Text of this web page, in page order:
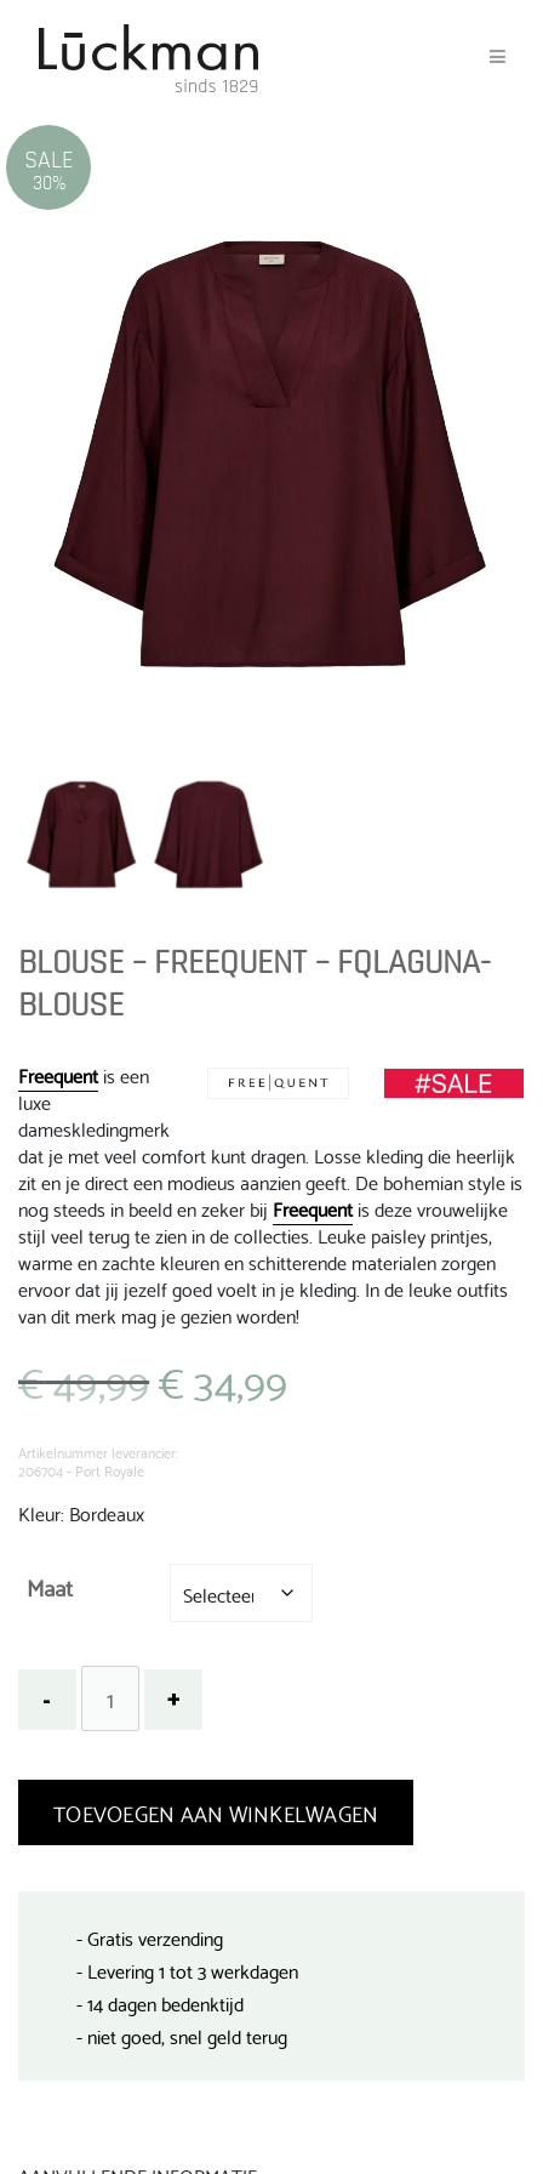
SALE
30%
BLOUSE – FREEQUENT – FQLAGUNA-
BLOUSE
Freequentis een
luxe
dameskledingmerk
dat je met veel comfort kunt dragen. Losse kleding die heerlijk
zit en je direct een modieus aanzien geeft. De bohemian style is
nog steeds in beeld en zeker bij Freequentis deze vrouwelijke
stijl veel terug te zien in de collecties. Leuke paisley printjes,
warme en zachte kleuren en schitterende materialen zorgen
ervoor dat jij jezelf goed voelt in je kleding. In de leuke outfits
van dit merk mag je gezien worden!
€49,99 Oorspronkelijke
prijs
€ 49,99.
€34,99
Artikelnummer leverancier:
206704 - Port Royale
Kleur: Bordeaux
Maat
TOEVOEGEN AAN WINKELWAGEN
- Gratis verzending
- Levering 1 tot 3 werkdagen
- 14 dagen bedenktijd
- niet goed, snel geld terug